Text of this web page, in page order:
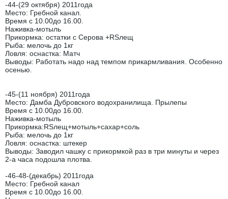
-44-(29 октября) 2011года
Место: Гребной канал.
Время с 10.00до 16.00.
Наживка-мотыль
Прикормка: остатки с Серова +RSлещ
Рыба: мелочь до 1кг
Ловля: оснастка: Матч
Выводы: Работать надо над темпом прикармливания. Особенно
осенью.
-45-(11 ноября) 2011года
Место: Дамба Дубровского водохранилища. Прылепы
Время с 10.00до 16.00.
Наживка-мотыль
Прикормка:RSлещ+мотыль+сахар+соль
Рыба: мелочь до 1кг
Ловля: оснастка: штекер
Выводы: Заводил чашку с прикормкой раз в три минуты и через
2-а часа подошла плотва.
-46-48-(декабрь) 2011года
Место: Гребной канал
Время с 10.00до 16.00.